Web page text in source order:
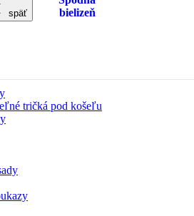
späť
bielizeň
tričká pod košeľu